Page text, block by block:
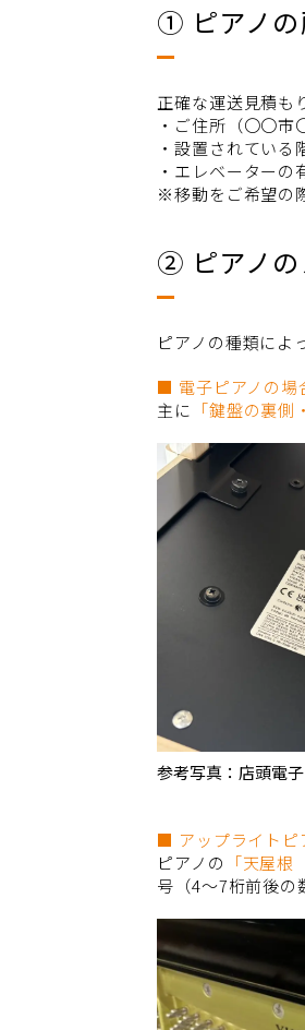
① ピアノの
正確な運送見積も
・ご住所（〇〇市
・設置されている
・エレベーター
※移動をご希望の
② ピアノの
ピアノの種類によ
■ 電子ピアノの場
主に 「鍵盤の裏側
参考写真：店頭電
■ アップライトピ
ピアノの
「天屋
号（4〜7桁前後の